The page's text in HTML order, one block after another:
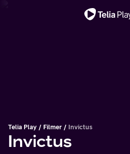
Telia Play Filmer Invictus
Invictus